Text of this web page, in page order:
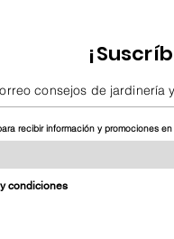
consejos de jardinería
recibir información y promociones en
condiciones